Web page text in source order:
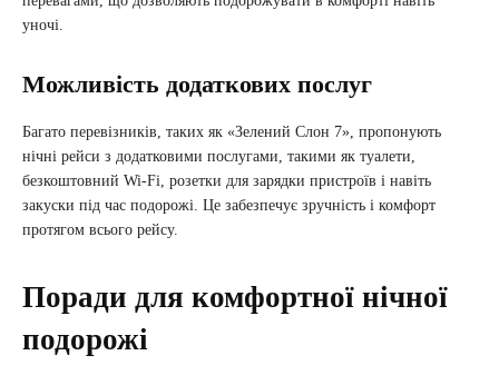
уночі.
Можливість додаткових послуг
Багато перевізників, таких як «Зелений Слон 7», пропонують
нічні рейси з додатковими послугами, такими як туалети,
безкоштовний Wi-Fi, розетки для зарядки пристроїв і навіть
закуски під час подорожі. Це забезпечує зручність і комфорт
протягом всього рейсу.
Поради для комфортної нічної
подорожі